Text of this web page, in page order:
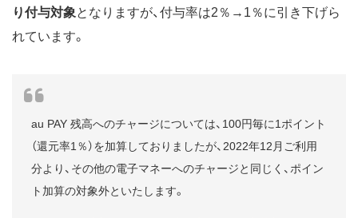
り付与対象となりますが、付与率は2％→1％に引き下げら
れています。
au PAY 残高へのチャージについては、100円毎に1ポイント
（還元率1％）を加算しておりましたが、2022年12月ご利用
分より、その他の電子マネーへのチャージと同じく、ポイン
ト加算の対象外といたします。